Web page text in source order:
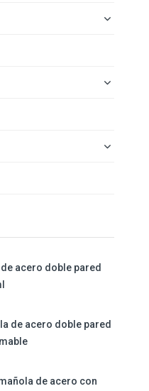
de acero doble pared
de acero doble pared
de acero con